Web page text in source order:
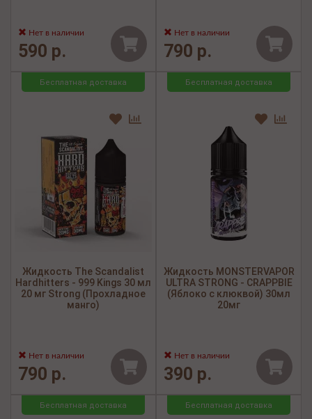
Нет в наличии
590 р.
Нет в наличии
790 р.
Бесплатная доставка
Жидкость The Scandalist
Hardhitters - 999 Kings 30 мл
20 мг Strong (Прохладное
манго)
Нет в наличии
790 р.
Бесплатная доставка
Жидкость MONSTERVAPOR
ULTRA STRONG - CRAPPBIE
(Яблоко с клюквой) 30мл
20мг
Нет в наличии
390 р.
Бесплатная доставка Бесплатная доставка